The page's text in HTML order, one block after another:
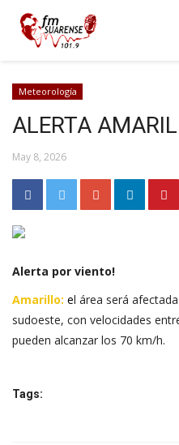
Meteorología
ALERTA
May 8, 2026
Alerta por viento!
Amarillo: el área será
sudoeste, con velocidades
pueden alcanzar los 70 km/h.
Tags: